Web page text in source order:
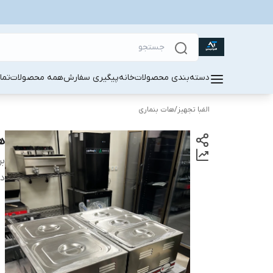
دسته‌بندی محصولاتخانهپیگیری سفارشهمه محصولات
الفبا تجهیز/هات بنماری